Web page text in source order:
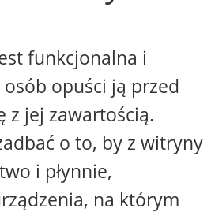
funkcjonalna i
opuści ją przed
z jej zawartością.
o to, by z witryny
i płynnie,
na którym